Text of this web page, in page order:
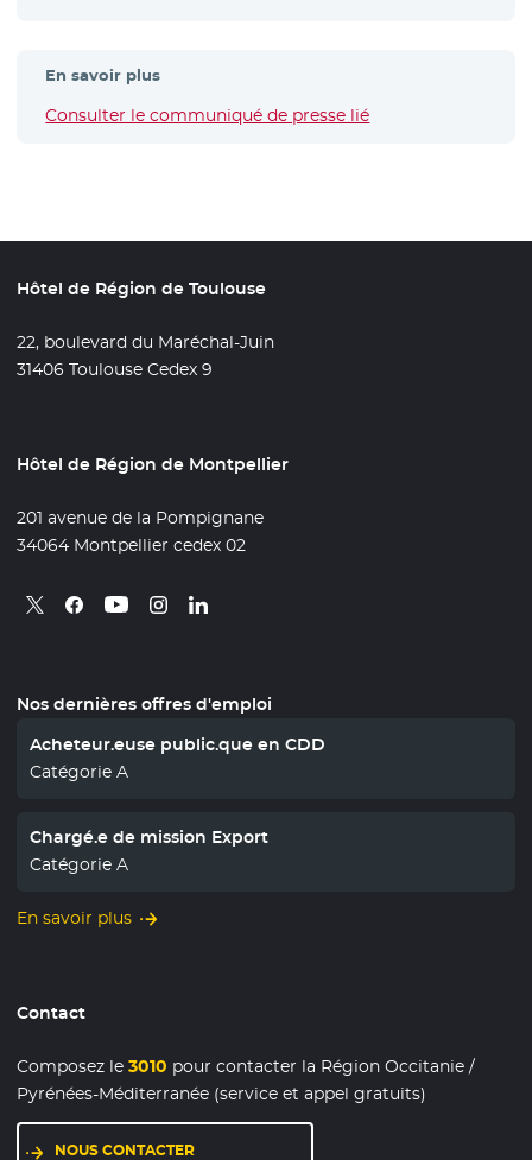
En savoir plus
Consulter le communiqué de presse lié
Hôtel de Région de Toulouse
22, boulevard du Maréchal-Juin
31406 Toulouse Cedex 9
Hôtel de Région de Montpellier
201 avenue de la Pompignane
34064 Montpellier cedex 02
Retrouvez nous sur X
- Nouvelle fenêtre
Retrouvez nous sur Facebook
- Nouvelle fenêtre
Retrouvez nous sur Youtube
- Nouvelle fenêtre
Retrouvez nous sur Instagram
- Nouvelle fenêtre
Retrouvez nous sur Linkedin
- Nouvelle fenêtre
Nos dernières offres d'emploi
Acheteur.euse public.que en CDD
Catégorie A
Chargé.e de mission Export
Catégorie A
En savoir plus
Contact
Composez le3010 pour contacter la Région Occitanie /
Pyrénées-Méditerranée (service et appel gratuits)
NOUS CONTACTER